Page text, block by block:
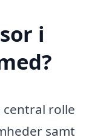
i
central rolle
samt